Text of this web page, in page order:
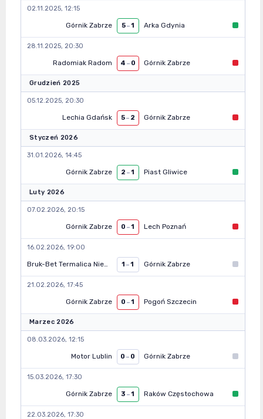
02.11.2025, 12:15
Górnik Zabrze 5–1 Arka Gdynia
28.11.2025, 20:30
Radomiak Radom 4 – 0 Górnik Zabrze
Grudzień 2025
05.12.2025, 20:30
Lechia Gdańsk 5– 2 Górnik Zabrze
Styczeń 2026
31.01.2026, 14:45
Górnik Zabrze 2 –1 Piast Gliwice
Luty 2026
07.02.2026, 20:15
Górnik Zabrze 0 –1 Lech Poznań
16.02.2026, 19:00
1 –1 Górnik Zabrze
21.02.2026, 17:45
Górnik Zabrze 0 –1 Pogoń Szczecin
Marzec 2026
08.03.2026, 12:15
Motor Lublin 0 – 0 Górnik Zabrze
15.03.2026, 17:30
Górnik Zabrze 3 –1 Raków Częstochowa
22.03.2026, 17:30